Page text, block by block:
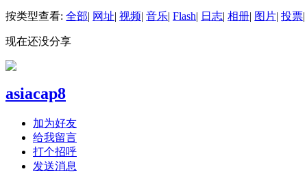
按类型查看: 全部| 网址| 视频| 音乐| Flash| 日志| 相册| 图片| 投票|
现在还没分享
asiacap8
加为好友
给我留言
打个招呼
发送消息